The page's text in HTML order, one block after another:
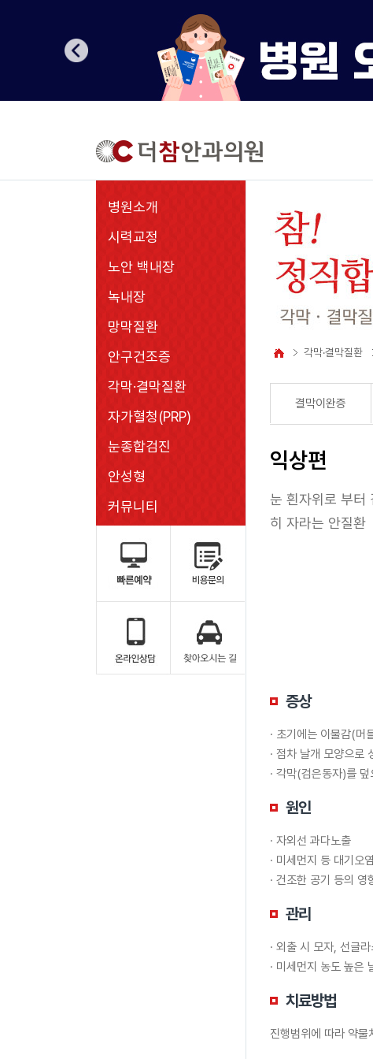
병원소개
시력교정
노안 백내장
녹내장
망막질환
안구건조증
각막·결막질환
자가혈청(PRP)
눈종합검진
안성형
커뮤니티
각막·결막질환
결막이완증
익상편
눈 흰자위로 부터
히 자라는 안질환
증상
· 초기에는 이물감(머
· 점차 날개 모양으로
· 각막(검은동자)를
원인
· 자외선 과다노출
· 미세먼지 등 대기오염
· 건조한 공기 등의 영
관리
· 외출 시 모자, 선글
· 미세먼지 농도 높은
치료방법
진행범위에 따라 약